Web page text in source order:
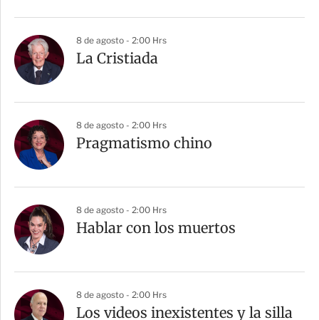
8 de agosto - 2:00 Hrs
La Cristiada
8 de agosto - 2:00 Hrs
Pragmatismo chino
8 de agosto - 2:00 Hrs
Hablar con los muertos
8 de agosto - 2:00 Hrs
Los videos inexistentes y la silla